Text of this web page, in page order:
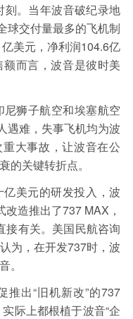
。当年波音破纪录地
球交付量最多的飞机制
美元，净利润104.6亿
而言，波音是彼时美
狮子航空和埃塞航空
遇难，失事飞机均为波
大事故，让波音在公
的关键转折点。
美元的研发投入，波
改造推出了737 MAX，
接有关。美国民航咨询
为，在开发737时，波
。
推出“旧机新改”的737
际上都根植于波音“企